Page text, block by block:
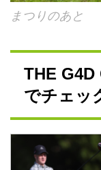
まつりのあと
THE G4D
でチェッ